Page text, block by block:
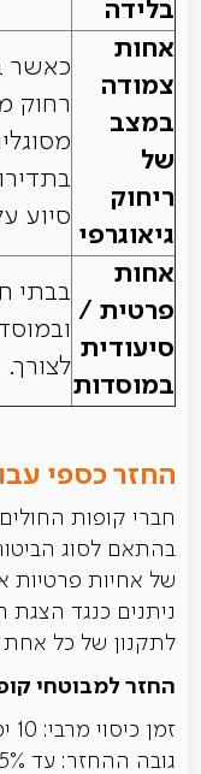
בלידה
אחות
צמודה
במצב
של
ריחוק
גיאוגרפי
כאשר
רחוק
סיוע
אחות
פרטית /
סיעודית
במוסדות
בבתי
לצורך.
החזר כספי
חברי קופות
בהתאם לסוג
של אחיות פרטיות
ניתנים כנגד הצגת
לתקנון של כל אחת
החזר למבוטחי
זמן כיסוי מרבי: 10 ימים
גובה ההחזר: עד 85%